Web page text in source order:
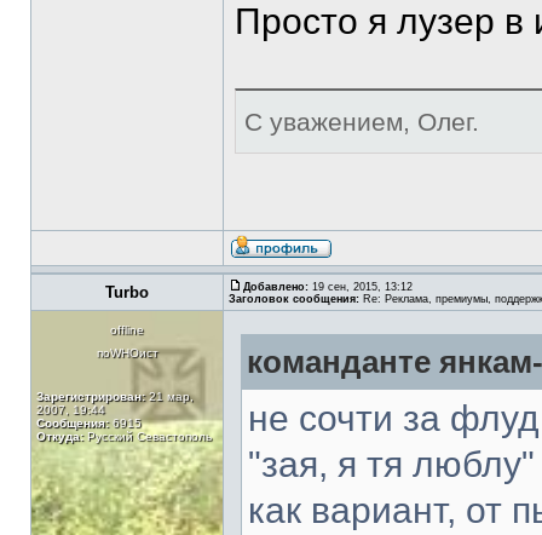
Просто я лузер в
С уважением, Олег.
Turbo Добавлено: 19 сен, 2015, 13:12
Заголовок сообщения: Re: Реклама, премиумы,
offline
поWHOист
Зарегистрирован:21 мар,
2007, 19:44
Сообщения:6915
Откуда:Русский Севастополь
команданте
не сочти за
"зая, я тя
как вариант, от